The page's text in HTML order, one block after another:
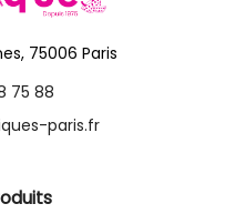
75006 Paris
75 88
paris.fr